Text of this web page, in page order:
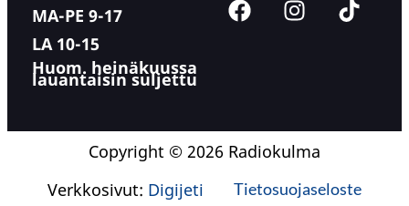
MA-PE 9-17
LA 10-15
Huom. heinäkuussa
lauantaisin suljettu
Copyright © 2026 Radiokulma
Verkkosivut: Digijeti Tietosuojaseloste